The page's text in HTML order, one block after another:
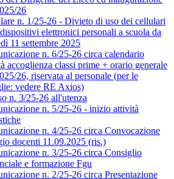
26
n. 1/25-26 - Divieto di uso dei cellulari
elettronici personali a scuola da
11 settembre 2025
n. 6/25-26 circa calendario
accoglienza classi prime + orario generale
26, riservata al personale (per le
vedere RE Axios)
n. 3/25-26 all'utenza
n. 5/25-26 - inizio attività
n. 4/25-26 circa Convocazione
docenti 11.09.2025 (ris.)
n. 3/25-26 circa Consiglio
e formazione Fgu
n. 2/25-26 circa Presentazione